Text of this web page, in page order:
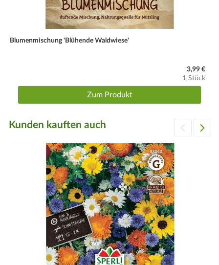
Blumenmischung 'Blühende Waldwiese'
3,99 €
1 Stück
Zum Produkt
Kunden kauften auch